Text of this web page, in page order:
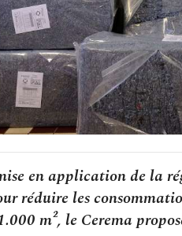
en application de la
réduire les
m², le Cerema